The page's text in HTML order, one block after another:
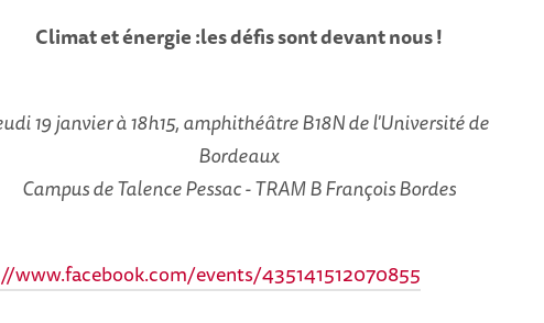
Climat et énergie :les défis sont devant nous !
19 janvier à 18h15,amphithéâtre B18N de l'Université de
Bordeaux
Campus de Talence Pessac -TRAM B François Bordes
www.facebook.com/events/435141512070855